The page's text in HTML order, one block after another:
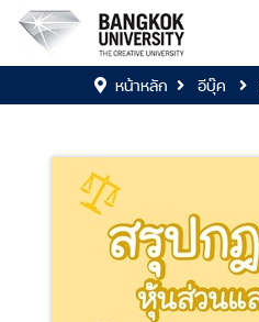
หน้าหลัก อีบุ๊ค